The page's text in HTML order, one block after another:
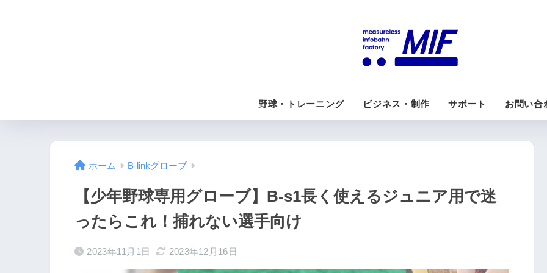
野球・トレーニング ビジネス・制作 サポート お問い合
ホーム B-linkグローブ
【少年野球専用グローブ】B-s1長く使えるジュニア用で迷
ったらこれ！捕れない選手向け
2023年11月1日 2023年12月16日